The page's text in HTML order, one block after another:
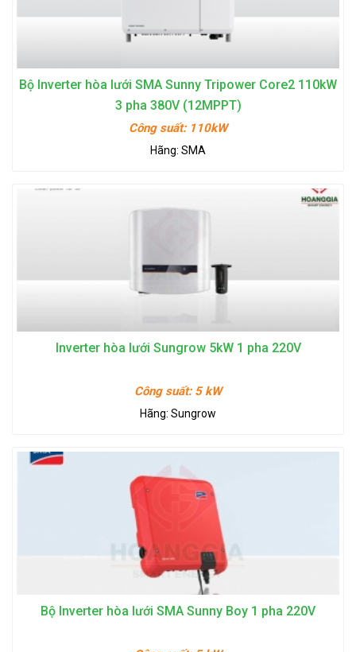
Bộ Inverter hòa lưới SMA Sunny Tripower Core2 110kW
3 pha 380V (12MPPT)
Công suất: 110kW
Hãng: SMA
Inverter hòa lưới Sungrow 5kW 1 pha 220V
Công suất: 5 kW
Hãng: Sungrow
Bộ Inverter hòa lưới SMA Sunny Boy 1 pha 220V